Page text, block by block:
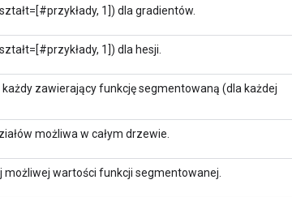
1]) dla gradientów.
1]) dla hesji.
zawierający funkcję segmentowaną (dla każdej
możliwa w całym drzewie.
wartości funkcji segmentowanej.